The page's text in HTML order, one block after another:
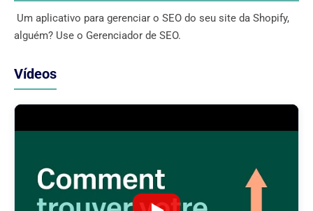
Um aplicativo para gerenciar o SEO do seu site da Shopify,
alguém? Use o Gerenciador de SEO.
Vídeos